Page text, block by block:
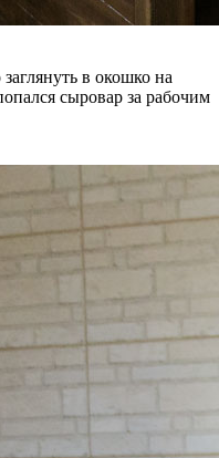
в окошко на
сыровар за рабочим